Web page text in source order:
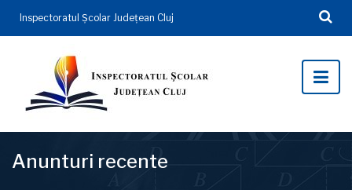
Inspectoratul Şcolar Județean Cluj
Anunturi recente